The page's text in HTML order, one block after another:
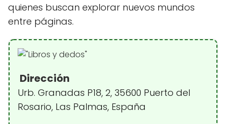
quienes buscan explorar nuevos mundos
entre páginas.
Dirección
Urb. Granadas P18, 2, 35600 Puerto del
Rosario, Las Palmas, España